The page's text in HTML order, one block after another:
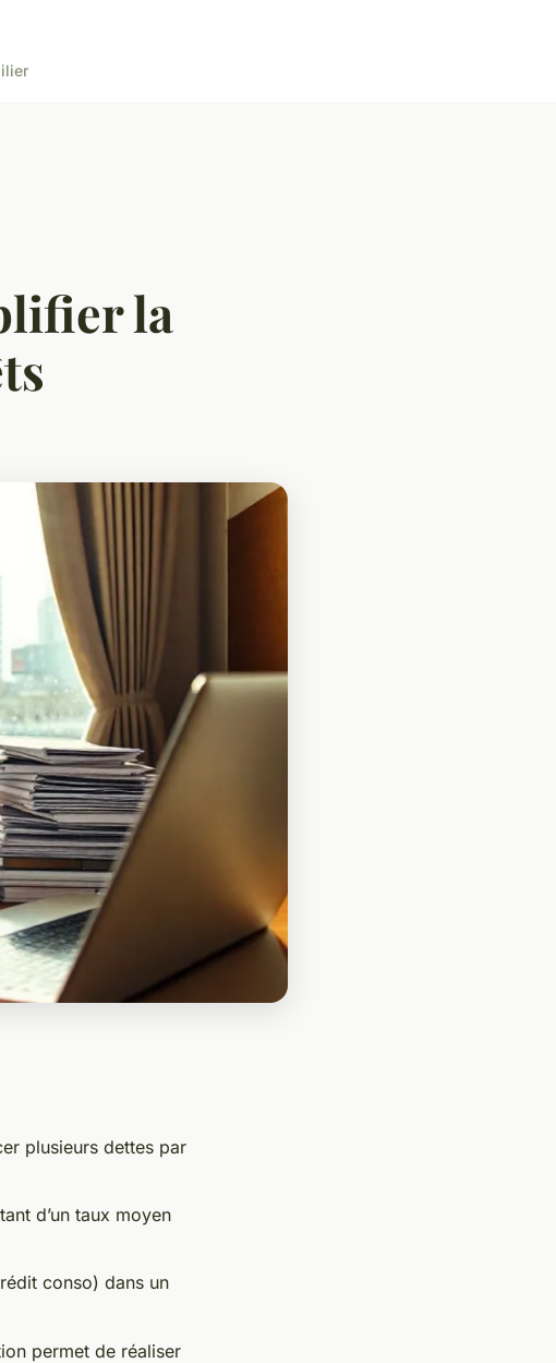
la
plusieurs dettes par
d’un taux moyen
conso) dans un
permet de réaliser